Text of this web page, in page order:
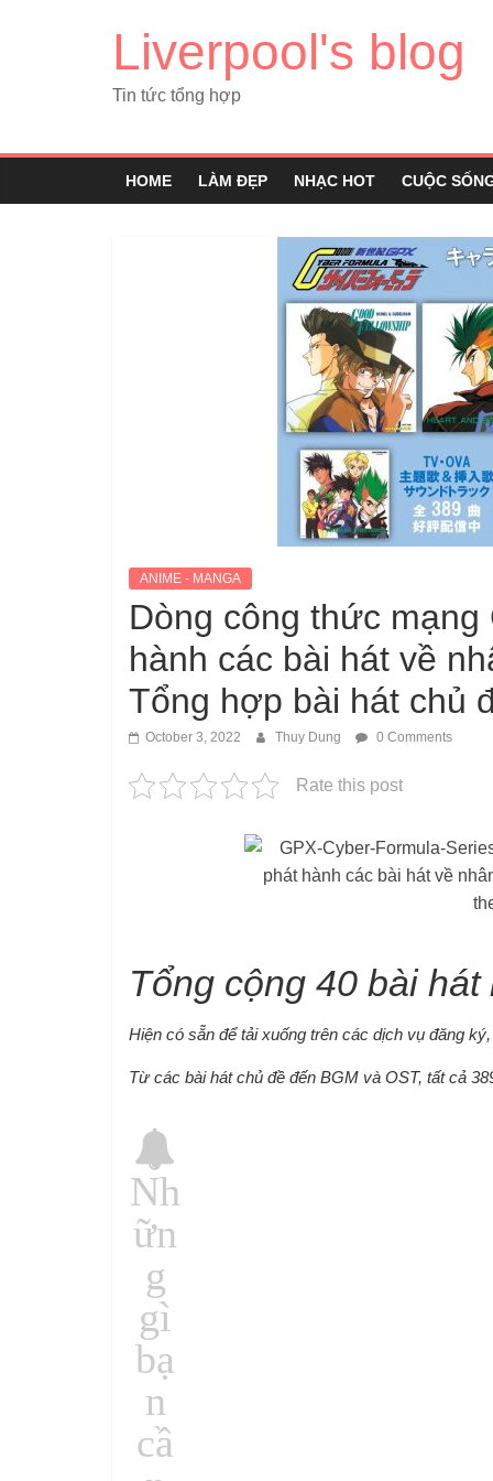
Liverpool's blog
Tin tức tổng hợp
HOME LÀM ĐẸP NHẠC HOT CUỘC
ANIME - MANGA
Dòng công thức
hành các bài hát về
Tổng hợp bài hát chủ
October 3, 2022 Thuy Dung 0 Comments
Rate this post
Tổng cộng 40 bài
Hiện có sẵn để tải xuống trên các dịch vụ đăng
Từ các bài hát chủ đề đến BGM và OST, tất cả
Nh
ữn
g
gì
bạ
n
cầ